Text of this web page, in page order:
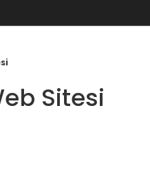
Sitesi